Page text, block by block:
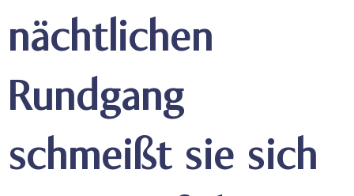
nächtlichen
Rundgang
schmeißt sie sich